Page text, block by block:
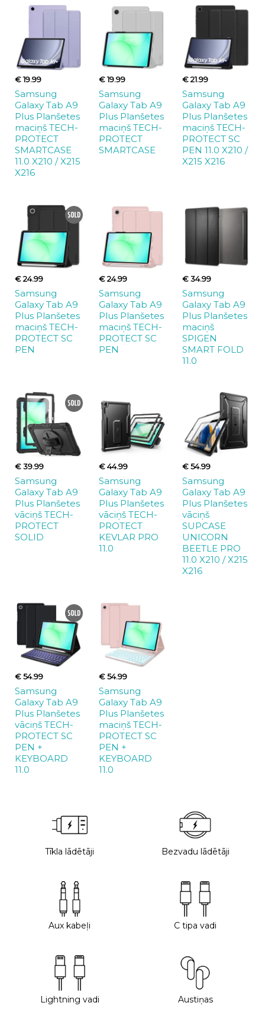
€ 19.99
Samsung
Galaxy Tab A9
Plus Planšetes
maciņš TECH-
PROTECT
SMARTCASE
11.0 X210 / X215
X216
€ 19.99
Samsung
Galaxy Tab A9
Plus Planšetes
maciņš TECH-
PROTECT
SMARTCASE
€ 21.99
Samsung
Galaxy Tab A9
Plus Planšetes
maciņš TECH-
PROTECT SC
PEN 11.0 X210 /
X215 X216
€ 24.99
Samsung
Galaxy Tab A9
Plus Planšetes
maciņš TECH-
PROTECT SC
PEN
€ 24.99
Samsung
Galaxy Tab A9
Plus Planšetes
maciņš TECH-
PROTECT SC
PEN
€ 34.99
Samsung
Galaxy Tab A9
Plus Planšetes
maciņš
SPIGEN
SMART FOLD
11.0
€ 39.99
Samsung
Galaxy Tab A9
Plus Planšetes
vāciņš TECH-
PROTECT
SOLID
€ 44.99
Samsung
Galaxy Tab A9
Plus Planšetes
vāciņš TECH-
PROTECT
KEVLAR PRO
11.0
€ 54.99
Samsung
Galaxy Tab A9
Plus Planšetes
vāciņš
SUPCASE
UNICORN
BEETLE PRO
11.0 X210 / X215
X216
€ 54.99
Samsung
Galaxy Tab A9
Plus Planšetes
vāciņš TECH-
PROTECT SC
PEN +
KEYBOARD
11.0
€ 54.99
Samsung
Galaxy Tab A9
Plus Planšetes
maciņš TECH-
PROTECT SC
PEN +
KEYBOARD
11.0
Tīkla lādētāji Bezvadu lādētāji
Aux kabeļi C tipa vadi
Lightning vadi Austiņas